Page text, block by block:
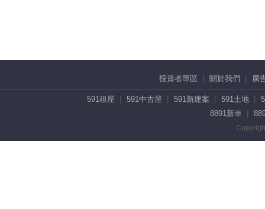
投資者專區 關於我們 廣
591租屋 591中古屋 591新建案 591土地
8891新車